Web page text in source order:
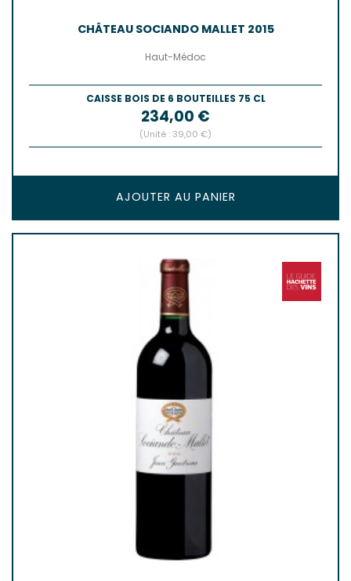
CHÂTEAU SOCIANDO MALLET 2015
Haut-Médoc
CAISSE BOIS DE 6 BOUTEILLES 75 CL
Prix
234,00 €
(Unité : 39,00 €)
AJOUTER AU PANIER